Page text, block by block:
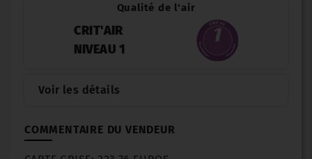
Qualité de l'air
CRIT'AIR
NIVEAU 1
Voir les détails
COMMENTAIRE DU VENDEUR